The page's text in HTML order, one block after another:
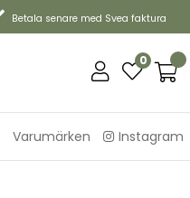
Betala senare med Svea faktura
0
Varumärken Instagram